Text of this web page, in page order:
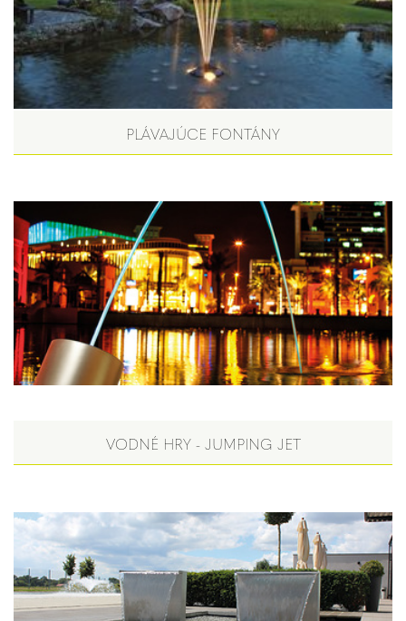
PLÁVAJÚCE FONTÁNY
VODNÉ HRY - JUMPING JET